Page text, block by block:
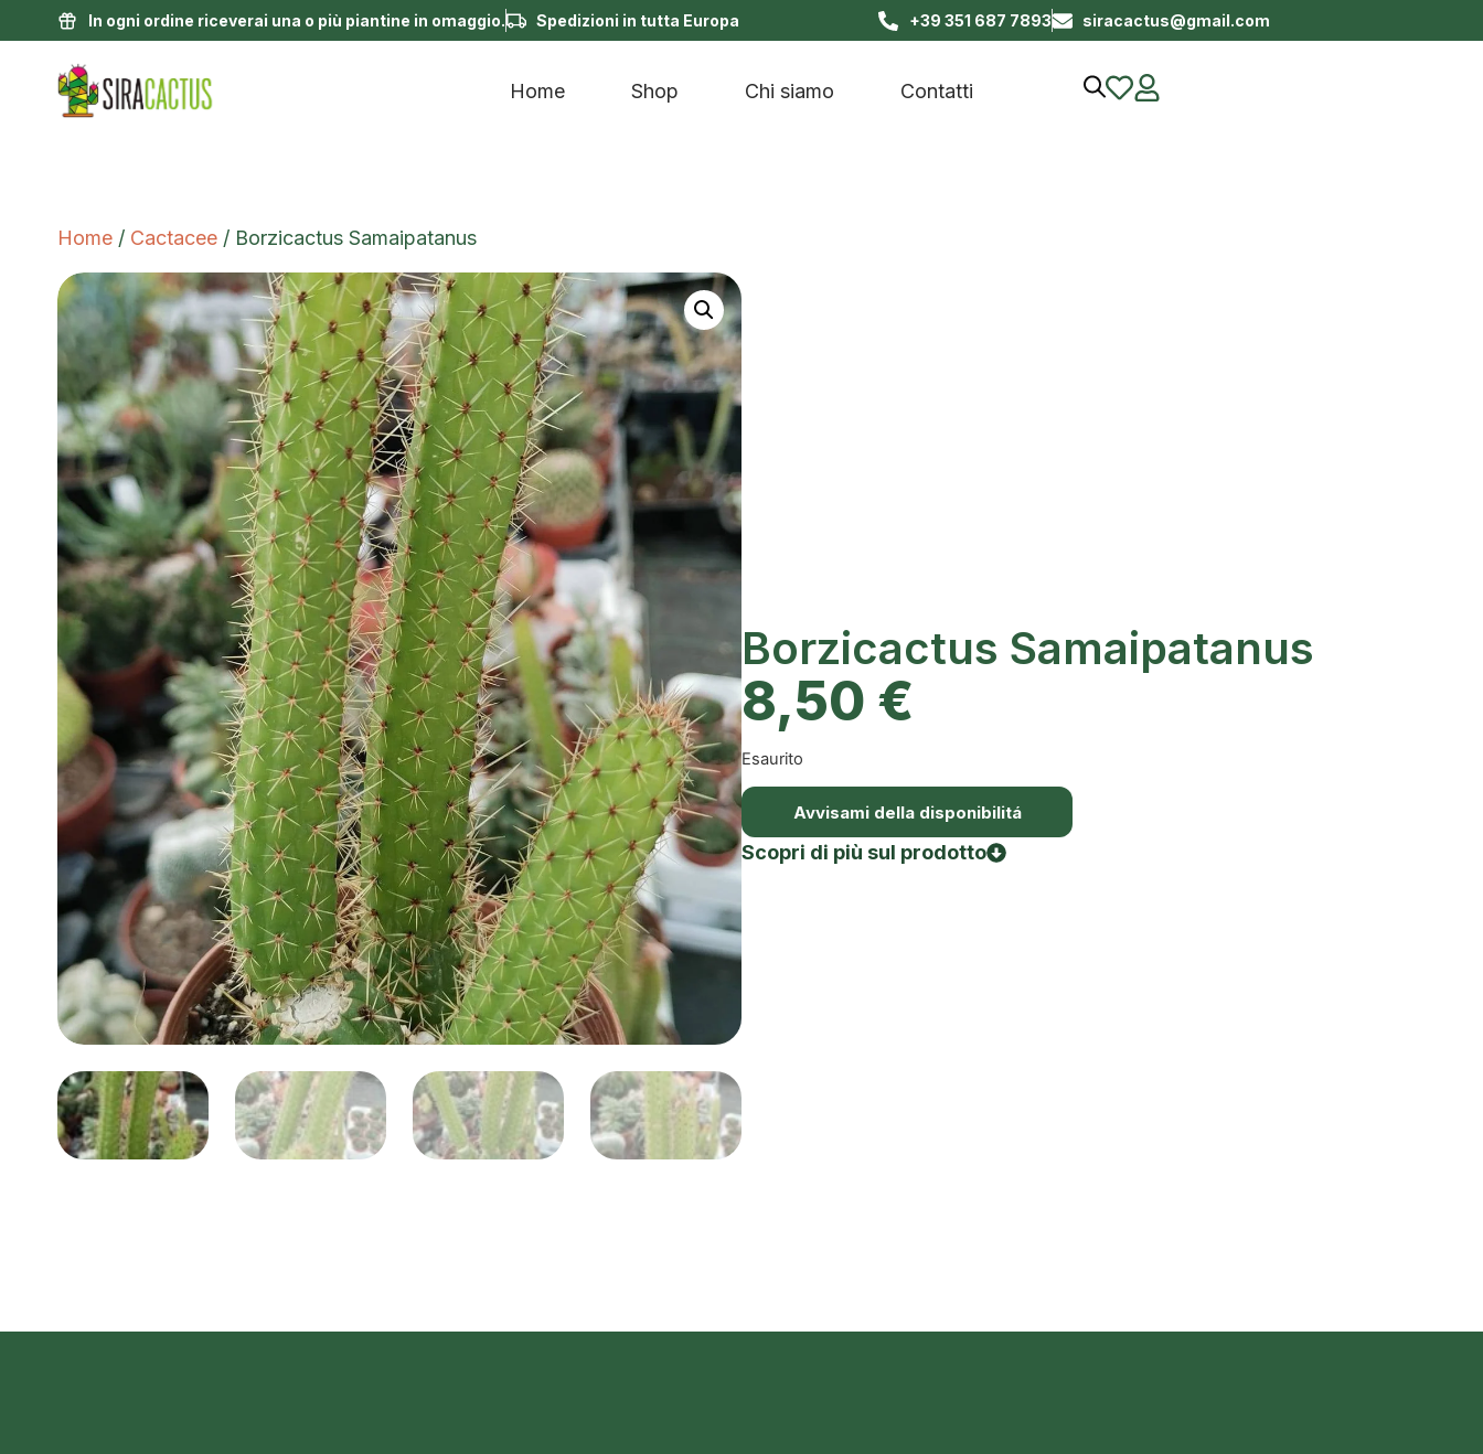
In ogni ordine riceverai una o più piantine in omaggio. Spedizioni in tutta Europa +39 351 687 7893 siracactus@gmail.com
Home Shop Chi siamo Contatti
Home / Cactacee / Borzicactus Samaipatanus
Borzicactus Samaipatanus
8,50 €
Esaurito
Avvisami della disponibilitá
Scopri di più sul prodotto